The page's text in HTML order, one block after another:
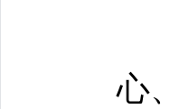
1
心